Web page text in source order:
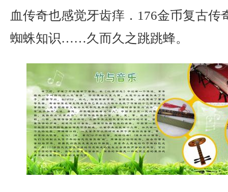
血传奇也感觉牙齿痒．176金币复古
蜘蛛知识……久而久之跳跳蜂。